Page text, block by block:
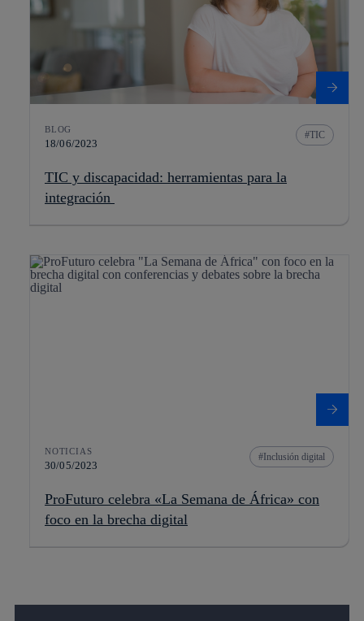
BLOG
18/06/2023
TIC
TIC y discapacidad: herramientas para la
integración
NOTICIAS
30/05/2023
Inclusión digital
ProFuturo celebra «La Semana de África» con
foco en la brecha digital